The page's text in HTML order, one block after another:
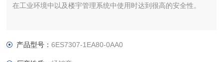
在工业环境中以及楼宇管理系统中使用时达到很高的安全性。
产品型号：6ES7307-1EA80-0AA0